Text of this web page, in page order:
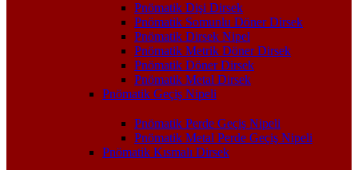
Pnömatik Dişi Dirsek
Pnömatik Somunlu Döner Dirsek
Pnömatik Dirsek Nipel
Pnömatik Metrik Döner Dirsek
Pnömatik Döner Dirsek
Pnömatik Metal Dirsek
Pnömatik Geçiş Nipeli
Pnömatik Perde Geçiş Nipeli
Pnömatik Metal Perde Geçiş Nipeli
Pnömatik Kısmalı Dirsek